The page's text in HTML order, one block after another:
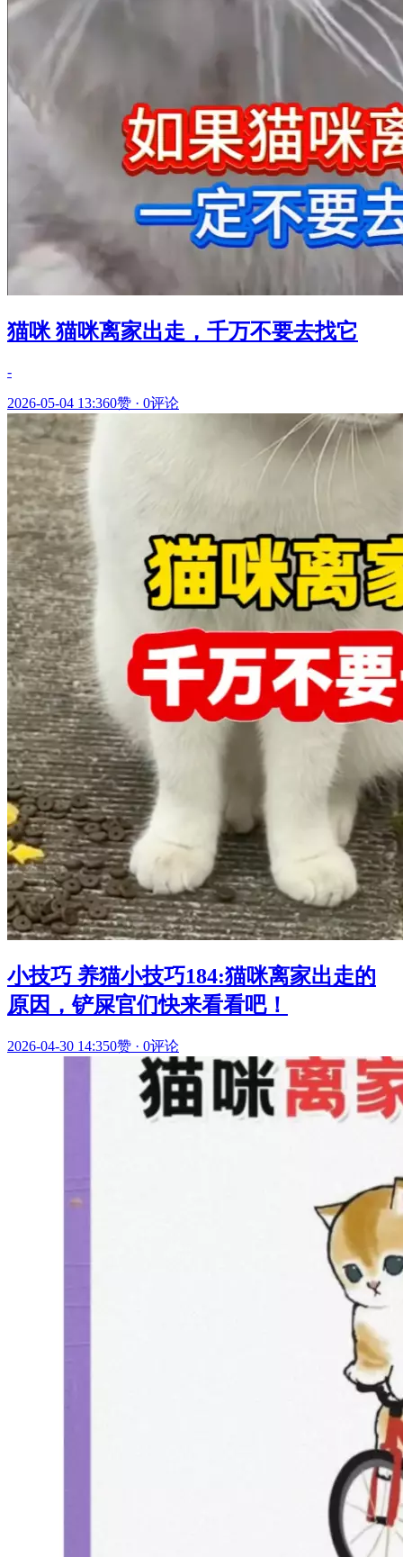
猫咪 猫咪离家出走，千万不要去找它
-
2026-05-04 13:360赞 · 0评论
小技巧 养猫小技巧184:猫咪离家出走的
原因，铲屎官们快来看看吧！
2026-04-30 14:350赞 · 0评论